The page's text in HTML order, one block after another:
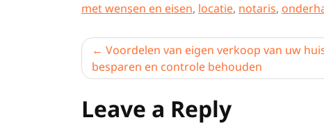
met wensen en eisen, locatie, notaris,
Berichtnavigatie
Voordelen van eigen verkoop van uw
besparen en controle behouden
Leave a Reply